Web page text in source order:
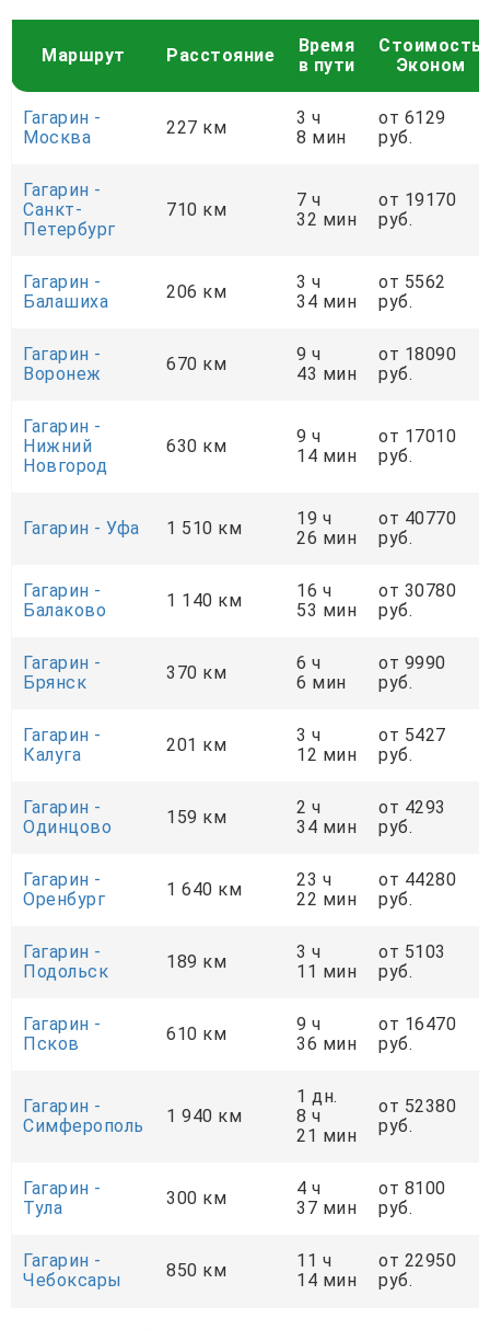
Маршрут Расстояние
Время
в пути
Стоимость
Эконом
Гагарин -
Москва
227 км
3 ч
8 мин
от 6129
руб.
Гагарин -
Санкт-
Петербург
710 км
7 ч
32 мин
от 19170
руб.
Гагарин -
Балашиха
206 км
3 ч
34 мин
от 5562
руб.
Гагарин -
Воронеж
670 км
9 ч
43 мин
от 18090
руб.
Гагарин -
Нижний
Новгород
630 км
9 ч
14 мин
от 17010
руб.
Гагарин - Уфа 1 510 км
19 ч
26 мин
от 40770
руб.
Гагарин -
Балаково
1 140 км
16 ч
53 мин
от 30780
руб.
Гагарин -
Брянск
370 км
6 ч
6 мин
от 9990
руб.
Гагарин -
Калуга
201 км
3 ч
12 мин
от 5427
руб.
Гагарин -
Одинцово
159 км
2 ч
34 мин
от 4293
руб.
Гагарин -
Оренбург
1 640 км
23 ч
22 мин
от 44280
руб.
Гагарин -
Подольск
189 км
3 ч
11 мин
от 5103
руб.
Гагарин -
Псков
610 км
9 ч
36 мин
от 16470
руб.
Гагарин -
Симферополь
1 940 км
1 дн.
8 ч
21 мин
от 52380
руб.
Гагарин -
Тула
300 км
4 ч
37 мин
от 8100
руб.
Гагарин -
Чебоксары
850 км
11 ч
14 мин
от 22950
руб.